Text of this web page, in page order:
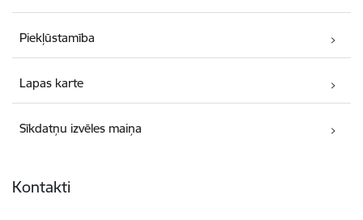
Piekļūstamība
Lapas karte
Sīkdatņu izvēles maiņa
Kontakti